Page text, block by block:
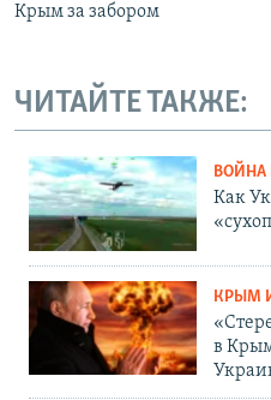
Крым за забором
ЧИТАЙТЕ ТАКЖЕ:
ВОЙНА
Как
КРЫМ
в